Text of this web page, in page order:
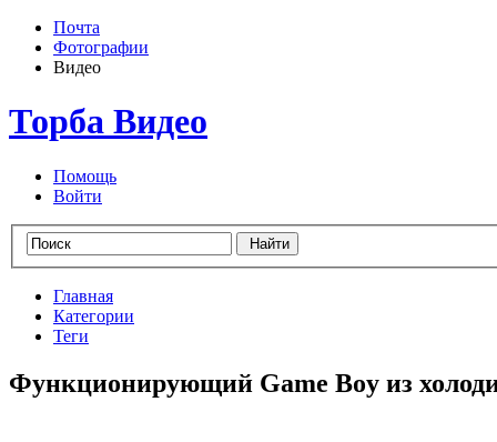
Почта
Фотографии
Видео
Торба Видео
Помощь
Войти
Главная
Категории
Теги
Функционирующий Game Boy из